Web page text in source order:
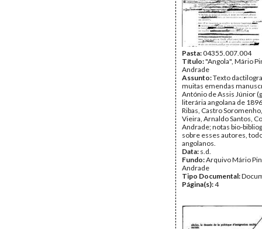
Pasta:04355.007.004
Título:"Angola", Mário
Andrade
Assunto:Texto
muitas emendas
António de Assis Júnior
literária angolana de
Ribas, Castro
Vieira, Arnaldo Santos,
Andrade; notas bio-
sobre esses autores,
angolanos.
Data: s.d.
Fundo:Arquivo Mário
Andrade
Tipo Documental:
Página(s):4